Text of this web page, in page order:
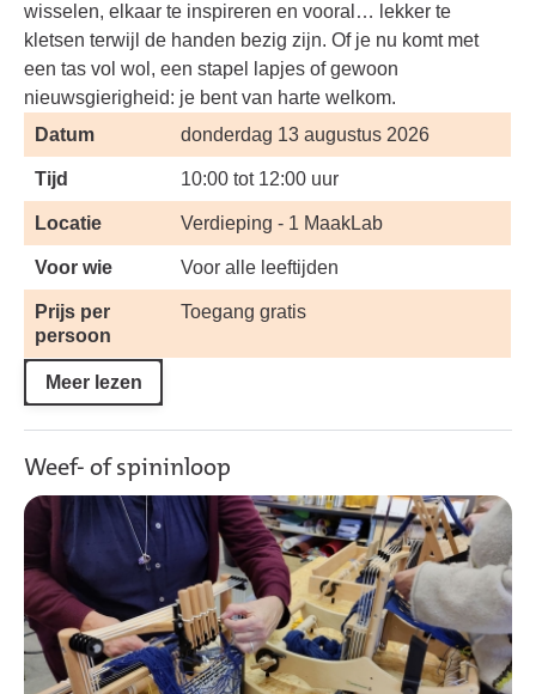
wisselen, elkaar te inspireren en vooral… lekker te
kletsen terwijl de handen bezig zijn. Of je nu komt met
een tas vol wol, een stapel lapjes of gewoon
nieuwsgierigheid: je bent van harte welkom.
Datum
donderdag 13 augustus 2026
Tijd 10:00 tot 12:00 uur
Locatie Verdieping - 1 MaakLab
Voor wie Voor alle leeftijden
Prijs per
persoon
Toegang gratis
Meer lezen
Weef- of spininloop